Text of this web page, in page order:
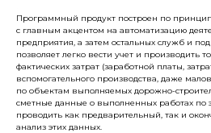
Программный продукт построен по
с главным акцентом на автоматизацию
предприятия, а затем остальных служб и
позволяет легко вести учет и производить
фактических затрат (заработной платы,
вспомогательного производства, даже
по объектам выполняемых дорожно-
сметные данные о выполненных работах по
проводить как предварительный, так и
анализ этих данных.